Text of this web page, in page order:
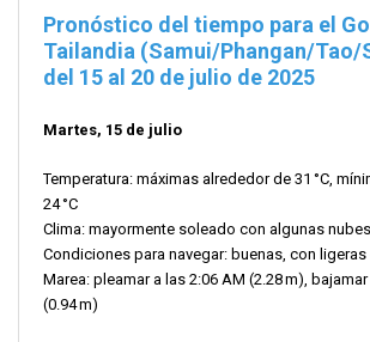
Pronóstico del tiempo para el
Tailandia (Samui/Phangan/Tao/
del 15 al 20 de julio de 2025
Martes, 15 de julio
Temperatura: máximas alrededor de 31 °C,
24 °C
Clima: mayormente soleado con algunas nubes
Condiciones para navegar: buenas, con
Marea: pleamar a las 2:06 AM (2.28 m),
(0.94 m)